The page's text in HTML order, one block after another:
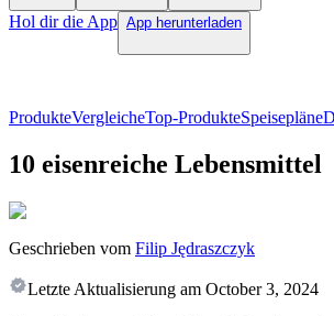
Hol dir die App App herunterladen
ProdukteVergleicheTop-ProdukteSpeisepläne
10 eisenreiche Lebensmittel
Geschrieben vom Filip Jędraszczyk
Letzte Aktualisierung am October 3, 2024